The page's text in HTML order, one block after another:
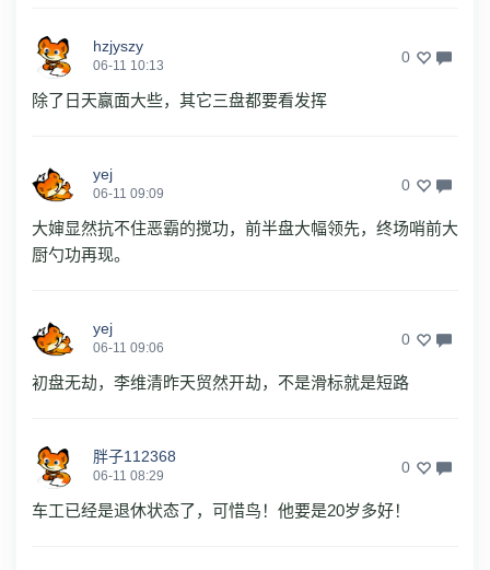
hzjyszy
06-11 10:13 0
除了日天赢面大些，其它三盘都要看发挥
yej
06-11 09:09 0
大婶显然抗不住恶霸的搅功，前半盘大幅领先，终场哨前大
厨勺功再现。
yej
06-11 09:06 0
初盘无劫，李维清昨天贸然开劫，不是滑标就是短路
胖子112368
06-11 08:29 0
车工已经是退休状态了，可惜鸟！他要是20岁多好！